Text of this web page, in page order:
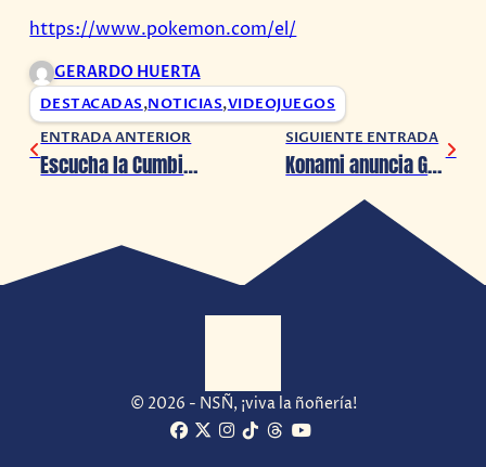
https://www.pokemon.com/el/
GERARDO HUERTA
DESTACADAS,NOTICIAS,VIDEOJUEGOS
ENTRADA ANTERIOR
Escucha la Cumbia de Canela y festeja los 20 años en Animal Crossing
SIGUIENTE ENTRADA
Konami anuncia GetsuFumaDen: Undying Moon para Switch y PC
© 2026 - NSÑ, ¡viva la ñoñería!